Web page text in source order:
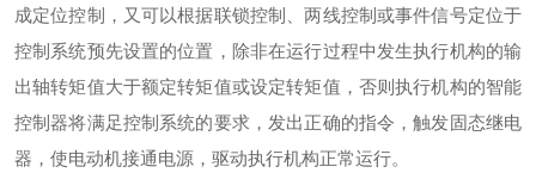
成定位控制，又可以根据联锁控制、两线控制或事件信号定位于
控制系统预先设置的位置，除非在运行过程中发生执行机构的输
出轴转矩值大于额定转矩值或设定转矩值，否则执行机构的智能
控制器将满足控制系统的要求，发出正确的指令，触发固态继电
器，使电动机接通电源，驱动执行机构正常运行。